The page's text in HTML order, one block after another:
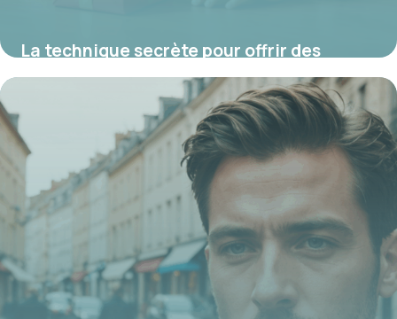
La technique secrète pour offrir des
cadeaux de manager qui renforcent la
cohésion et impressionnent
instantanément
21 juillet 2025